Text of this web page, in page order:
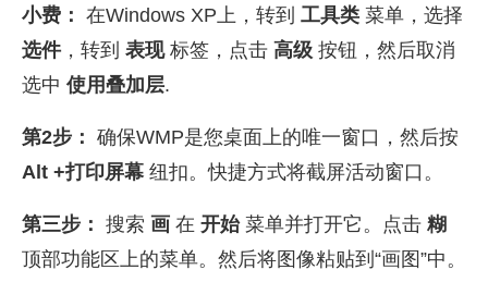
小费： 在Windows XP上，转到 工具类 菜单，选择
选件，转到 表现标签，点击 高级 按钮，然后取消
选中 使用叠加层.
第2步： 确保WMP是您桌面上的唯一窗口，然后按
Alt +打印屏幕 纽扣。快捷方式将截屏活动窗口。
第三步： 搜索 画 在 开始菜单并打开它。点击 糊
顶部功能区上的菜单。然后将图像粘贴到“画图”中。